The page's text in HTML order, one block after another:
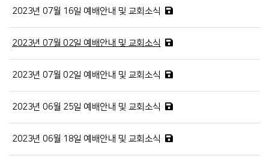
2023년 07월 16일 예배안내 및 교회소식
2023년 07월 02일 예배안내 및 교회소식
2023년 07월 02일 예배안내 및 교회소식
2023년 06월 25일 예배안내 및 교회소식
2023년 06월 18일 예배안내 및 교회소식